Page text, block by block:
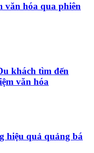
văn hóa qua phiên
khách tìm đến
văn hóa
hiệu quả quảng bá